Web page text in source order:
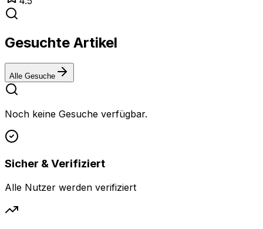
Gesuchte Artikel
Alle Gesuche
Noch keine Gesuche verfügbar.
Sicher & Verifiziert
Alle Nutzer werden verifiziert